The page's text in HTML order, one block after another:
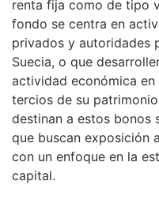
renta fija como de tipo
fondo se centra en
privados y autoridades
Suecia, o que
actividad económica
tercios de su
destinan a estos bonos
que buscan exposición
con un enfoque en la
capital.